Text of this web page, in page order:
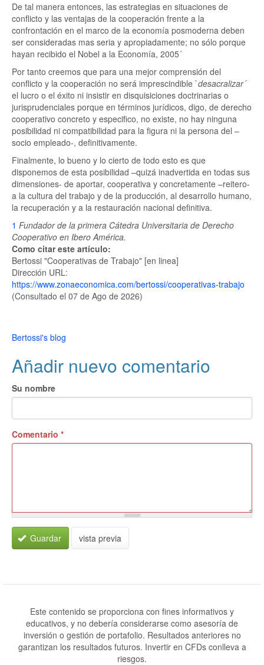
De tal manera entonces, las estrategias en situaciones de
conflicto y las ventajas de la cooperación frente a la
confrontación en el marco de la economía posmoderna deben
ser consideradas mas seria y apropiadamente; no sólo porque
hayan recibido el Nobel a la Economía, 2005´
Por tanto creemos que para una mejor comprensión del
conflicto y la cooperación no será imprescindible `desacralizar´
el lucro o el éxito ni insistir en disquisiciones doctrinarias o
jurisprudenciales porque en términos jurídicos, digo, de derecho
cooperativo concreto y especifico, no existe, no hay ninguna
posibilidad ni compatibilidad para la figura ni la persona del –
socio empleado-, definitivamente.
Finalmente, lo bueno y lo cierto de todo esto es que
disponemos de esta posibilidad –quizá inadvertida en todas sus
dimensiones- de aportar, cooperativa y concretamente –reitero-
a la cultura del trabajo y de la producción, al desarrollo humano,
la recuperación y a la restauración nacional definitiva.
1 Fundador de la primera Cátedra Universitaria de Derecho
Cooperativo en Ibero América.
Como citar este artículo:
Bertossi "Cooperativas de Trabajo" [en linea]
Dirección URL:
https://www.zonaeconomica.com/bertossi/cooperativas-trabajo
(Consultado el 07 de Ago de 2026)
Bertossi's blog
Añadir nuevo comentario
Su nombre
Comentario *
Guardar vista previa
Este contenido se proporciona con fines informativos y
educativos, y no debería considerarse como asesoría de
inversión o gestión de portafolio. Resultados anteriores no
garantizan los resultados futuros. Invertir en CFDs conlleva a
riesgos.